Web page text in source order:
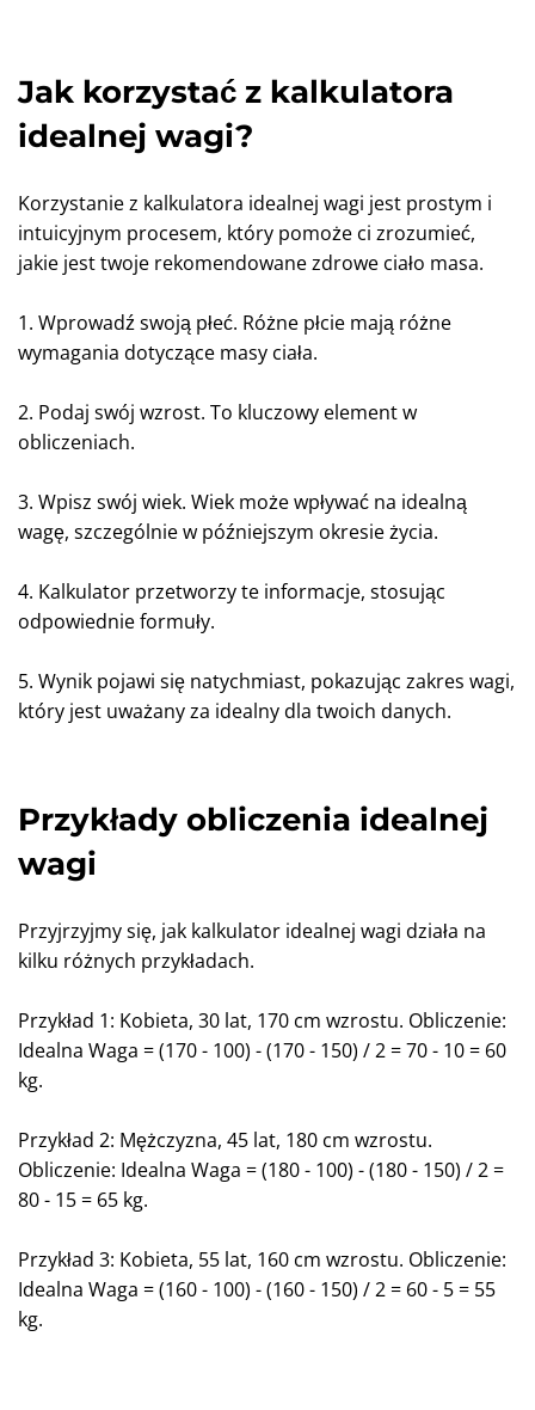
Jak korzystać z kalkulatora
idealnej wagi?
Korzystanie z kalkulatora idealnej wagi jest prostym i
intuicyjnym procesem, który pomoże ci zrozumieć,
jakie jest twoje rekomendowane zdrowe ciało masa.
1. Wprowadź swoją płeć. Różne płcie mają różne
wymagania dotyczące masy ciała.
2. Podaj swój wzrost. To kluczowy element w
obliczeniach.
3. Wpisz swój wiek. Wiek może wpływać na idealną
wagę, szczególnie w późniejszym okresie życia.
4. Kalkulator przetworzy te informacje, stosując
odpowiednie formuły.
5. Wynik pojawi się natychmiast, pokazując zakres wagi,
który jest uważany za idealny dla twoich danych.
Przykłady obliczenia idealnej
wagi
Przyjrzyjmy się, jak kalkulator idealnej wagi działa na
kilku różnych przykładach.
Przykład 1: Kobieta, 30 lat, 170 cm wzrostu. Obliczenie:
Idealna Waga = (170 - 100) - (170 - 150) / 2 = 70 - 10 = 60
kg.
Przykład 2: Mężczyzna, 45 lat, 180 cm wzrostu.
Obliczenie: Idealna Waga = (180 - 100) - (180 - 150) / 2 =
80 - 15 = 65 kg.
Przykład 3: Kobieta, 55 lat, 160 cm wzrostu. Obliczenie:
Idealna Waga = (160 - 100) - (160 - 150) / 2 = 60 - 5 = 55
kg.